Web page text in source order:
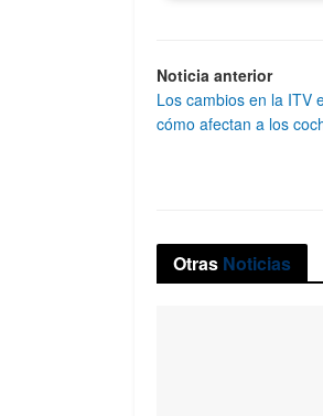
Noticia anterior
Los cambios en la ITV
cómo afectan a los
Otras Noticias